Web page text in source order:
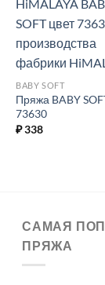
BABY SOFT
Пряжа BABY
73630
₽338
САМАЯ
ПРЯЖА